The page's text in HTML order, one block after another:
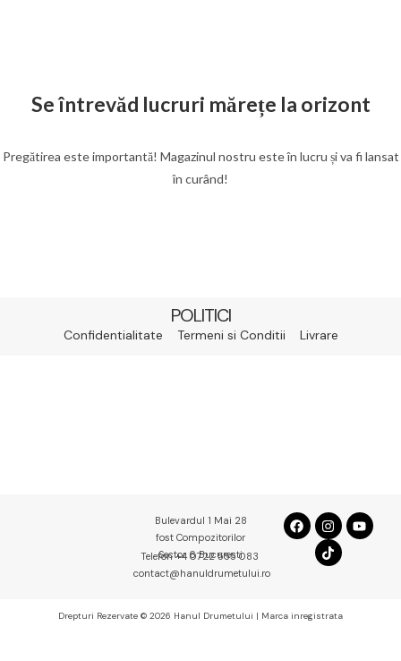
Se întrevăd lucruri mărețe la orizont
Pregătirea este importantă! Magazinul nostru este în lucru și va fi lansat
în curând!
POLITICI
Confidentialitate Termeni si Conditii Livrare
Bulevardul 1 Mai 28
fost Compozitorilor
Sector 6 Bucuresti
Telefon +4 0722 555 083
contact@hanuldrumetului.ro
Drepturi Rezervate © 2026 Hanul Drumetului | Marca inregistrata